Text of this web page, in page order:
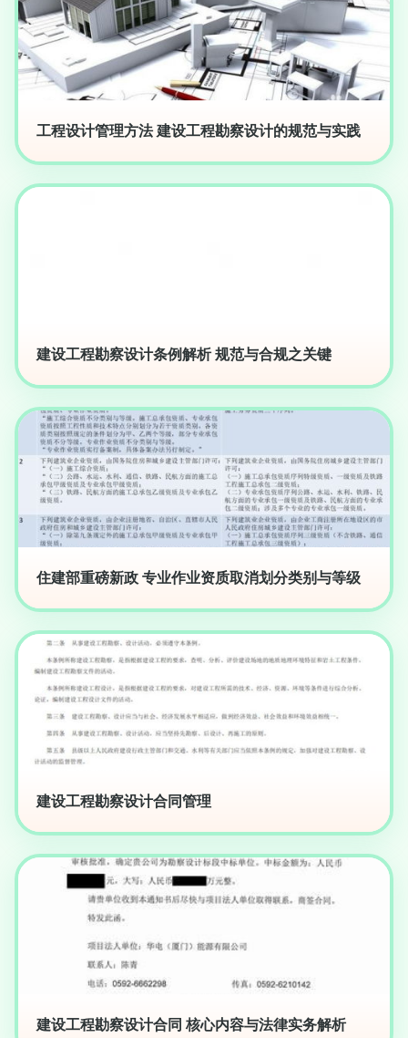
工程设计管理方法 建设工程勘察设计的规范与实践
建设工程勘察设计条例解析 规范与合规之关键
住建部重磅新政 专业作业资质取消划分类别与等级
建设工程勘察设计合同管理
建设工程勘察设计合同 核心内容与法律实务解析